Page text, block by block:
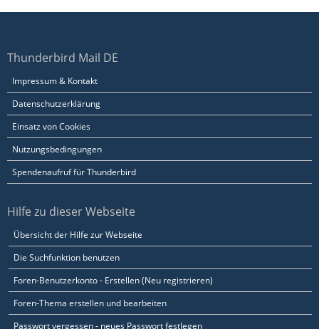
Thunderbird Mail DE
Impressum & Kontakt
Datenschutzerklärung
Einsatz von Cookies
Nutzungsbedingungen
Spendenaufruf für Thunderbird
Hilfe zu dieser Webseite
Übersicht der Hilfe zur Webseite
Die Suchfunktion benutzen
Foren-Benutzerkonto - Erstellen (Neu registrieren)
Foren-Thema erstellen und bearbeiten
Passwort vergessen - neues Passwort festlegen